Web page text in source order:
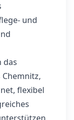
und
das
flexibel